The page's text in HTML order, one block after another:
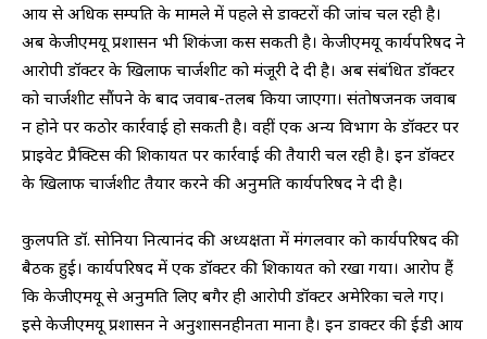
आय से अधिक सम्पति के मामले में पहले से डाक्टरों की जांच चल रही है।
अब केजीएमयू प्रशासन भी शिकंजा कस सकती है। केजीएमयू कार्यपरिषद ने
आरोपी डॉक्टर के खिलाफ चार्जशीट को मंजूरी दे दी है। अब संबंधित डॉक्टर
को चार्जशीट सौंपने के बाद जवाब-तलब किया जाएगा। संतोषजनक जवाब
न होने पर कठोर कार्रवाई हो सकती है। वहीं एक अन्य विभाग के डॉक्टर पर
प्राइवेट प्रैक्टिस की शिकायत पर कार्रवाई की तैयारी चल रही है। इन डॉक्टर
के खिलाफ चार्जशीट तैयार करने की अनुमति कार्यपरिषद ने दी है।
कुलपति डॉ. सोनिया नित्यानंद की अध्यक्षता में मंगलवार को कार्यपरिषद की
बैठक हुई। कार्यपरिषद में एक डॉक्टर की शिकायत को रखा गया। आरोप हैं
कि केजीएमयू से अनुमति लिए बगैर ही आरोपी डॉक्टर अमेरिका चले गए।
इसे केजीएमयू प्रशासन ने अनुशासनहीनता माना है। इन डाक्टर की ईडी आय